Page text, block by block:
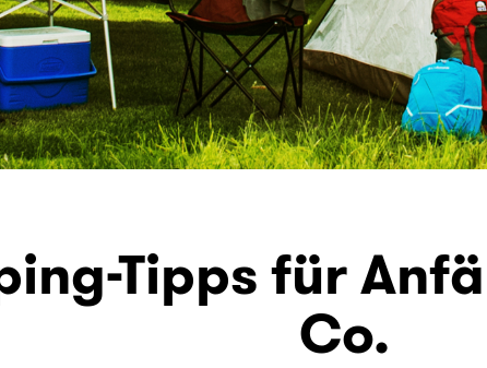
Tipps für
Co.